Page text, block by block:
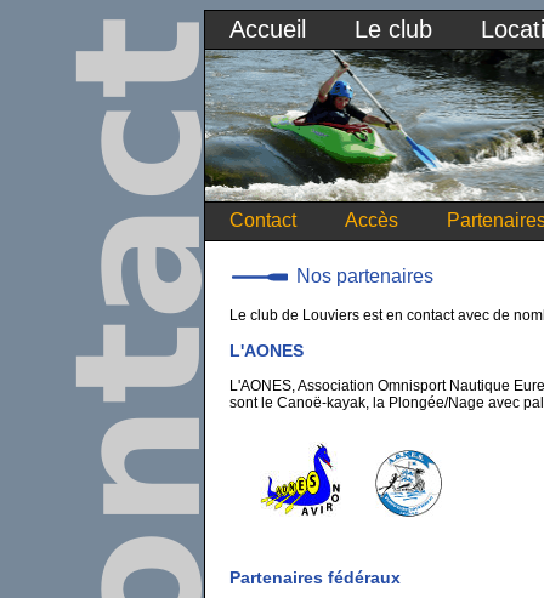
Accueil Le club
Contact Accès
Nos partenaires
Le club de Louviers est en contact avec de
L'AONES
L'AONES, Association Omnisport Nautique
sont le Canoë-kayak, la Plongée/Nage avec
Partenaires fédéraux